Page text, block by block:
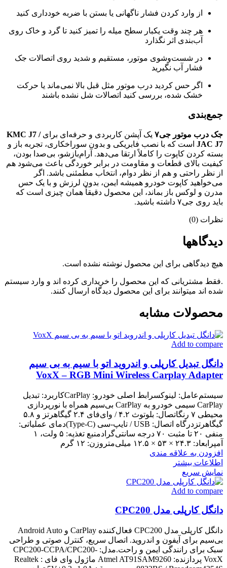
از وارد کردن فشار ناگهانی یا بستن با ضربه خودداری کنید
هر چند وقت یکبار سطح میله را تمیز کنید تا گرد و خاک روی
آب‌بندی اثر نگذارد
در شست‌وشوی موتور، مستقیم و شدید روی اتصالات جک
فشار آب نگیرید
اگر حس کردید درب موتور مثل قبل بالا نمی‌ماند یا حرکت
خشک شده، بررسی کنید اتصالات شل نشده باشند
جمع‌بندی
جک درب موتور جی۷ یک آپشن کاربردی و حرفه‌ای برایKMC J7 /
JAC J7 است که با نصب فابریکی و بدون سوراخکاری، تجربه باز و
بسته کردن کاپوت را کاملاً ارتقا می‌دهد. آرام‌بازشو، بی‌صدا بودن،
کیفیت بالای قطعات و مقاومت در برابر خوردگی باعث می‌شود هم
از نظر راحتی و هم از نظر دوام، انتخاب مطمئنی باشد. اگر
می‌خواهید کاپوت خودرو همیشه ایمن، بدون لرزش و با یک حس
مدرن و لوکس باز بماند، این محصول دقیقاً همان چیزی است که
باید روی جی۷ داشته باشید.
نظرات (0)
دیدگاهها
هیچ دیدگاهی برای این محصول نوشته نشده است.
.فقط مشتریانی که این محصول را خریداری کرده اند و وارد سیستم
شده اند میتوانند برای این محصول دیدگاه ارسال کنند.
محصولات مشابه
Add to compare
دانگل تبدیل کارپلی و اندروید اتو با سیم به بی سیم
VoxX – RGB Mini Wireless Carplay Adapter
سیستم‌عامل: لینوکسرابط اصلی خودرو: CarPlayکاربرد: تبدیل
CarPlay سیمی خودرو به CarPlay بی‌سیم همراه با نورپردازی
محیطی ۷ رنگاتصال: بلوتوث ۴.۲ / وای‌فای ۲.۴ گیگاهرتز و ۵.۸
گیگاهرتزدرگاه اتصال: USB / تایپ-سی (Type-C)دمای عملیاتی:
منفی ۲۰ تا مثبت ۷۰ درجه سانتی‌گرادمنبع تغذیه: ۵ ولت، ۱
آمپرابعاد: ۲۴.۳ × ۵۳ × ۱۲.۵ میلی‌متروزن: ۱۲ گرم
افزودن به علاقه مندی
اطلاعات بیشتر
نمایش سریع
Add to compare
دانگل کارپلی مدل CPC200
دانگل کارپلی مدل CPC200 فعال‌کننده CarPlay و Android Auto
بی‌سیم برای آیفون و اندروید. اتصال سریع، کنترل صوتی و طراحی
سبک برای رانندگی ایمن و راحت.مدل: CPC200-CCPA/CPC200-
VoxX پردازنده: Atmel AT91SAM9260 ماژول وای فای : Realtek